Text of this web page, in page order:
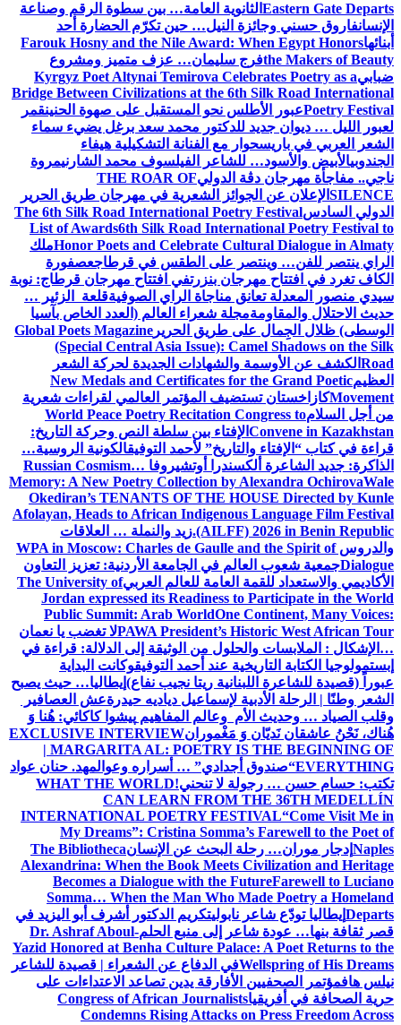
Eastern Gate Departs الثانوية العامة… بين سطوة الرقم وصناعة
الإنسانفاروق حسني وجائزة النيل… حين تكرّم الحضارة أحد
أبنائهاFarouk Hosny and the Nile Award: When Egypt Honors
the Makers of Beautyفرج سليمان… عزف متميز ومشروع
ضبابيKyrgyz Poet Altynai Temirova Celebrates Poetry as a
Bridge Between Civilizations at the 6th Silk Road International
Poetry Festivalعبور الأطلس نحو المستقبل على صهوة الحنينقمر
لعبور الليل … ديوان جديد للدكتور محمد سعد برغل يضيء سماء
الشعر العربي في باريسحوار مع الفنانة التشكيلية هيفاء
الجندوبيالأبيض والأسود… للشاعر الفيلسوف محمد الشارنيمروة
ناجي.. مفاجأة مهرجان دڨة الدوليTHE ROAR OF
SILENCE الإعلان عن الجوائز الشعرية في مهرجان طريق الحرير
الدولي السادسThe 6th Silk Road International Poetry Festival
List of Awards6th Silk Road International Poetry Festival to
Honor Poets and Celebrate Cultural Dialogue in Almatyملك
الراي ينتصر للفن… وينتصر على الطقس في قرطاجعصفورة
الكاف تغرد في افتتاح مهرجان بنزرتفي افتتاح مهرجان قرطاج: نوبة
سيدي منصور المعدلة تعانق مناجاة الراي الصوفيةقلعة الزئير …
حديث الاحتلال والمقاومةمجلة شعراء العالم (العدد الخاص بآسيا
الوسطى) ظلال الجِمال على طريق الحرير Global Poets Magazine
(Special Central Asia Issue): Camel Shadows on the Silk
Road الكشف عن الأوسمة والشهادات الجديدة لحركة الشعر
العظيمNew Medals and Certificates for the Grand Poetic
Movementكازاخستان تستضيف المؤتمر العالمي لقراءات شعرية
من أجل السلامWorld Peace Poetry Recitation Congress to
Convene in Kazakhstan الإفتاء بين سلطة النص وحركة التاريخ:
قراءة في كتاب “الإفتاء والتاريخ” لأحمد التوفيقالكونية الروسية…
الذاكرة: جديد الشاعرة ألكسندرا أوتشيروفا Russian Cosmism…
Memory: A New Poetry Collection by Alexandra OchirovaWale
Okediran’s TENANTS OF THE HOUSE Directed by Kunle
Afolayan, Heads to African Indigenous Language Film Festival
(AILFF) 2026 in Benin Republic. زيد والنملة … العلاقات
والدروسWPA in Moscow: Charles de Gaulle and the Spirit of
Dialogueجمعية شعوب العالم في الجامعة الأردنية: تعزيز التعاون
الأكاديمي والاستعداد للقمة العامة للعالم العربيThe University of
Jordan expressed its Readiness to Participate in the World
Public Summit: Arab WorldOne Continent, Many Voices:
PAWA President’s Historic West African Tourلا تغضب يا نعمان
…الإشكال : الملابسات والحلول من الوثيقة إلى الدلالة: قراءة في
إبستمولوجيا الكتابة التاريخية عند أحمد التوفيقوكانت البداية
عبوراً (قصيدة للشاعرة اللبنانية ريتا نجيب نفاع) إيطاليا… حيث يصبح
الشعر وطنًا | الرحلة الأدبية لإسماعيل دياديه حيدرةعش العصافير
وقلب الصياد … وحديث الأم وعالم المفاهيم پیشوا کاکائي: هُنا وَ
هُناك، نَحْنُ عاشقان نَديّان وَ مَغْمورانEXCLUSIVE INTERVIEW
| MARGARITA AL: POETRY IS THE BEGINNING OF
EVERYTHING“صندوق أجدادي” … أسراره وعوالمهد. حنان عواد
تكتب: حسام حسن … رجولة لا تنحني!WHAT THE WORLD
CAN LEARN FROM THE 36TH MEDELLÍN
INTERNATIONAL POETRY FESTIVAL“Come Visit Me in
My Dreams”: Cristina Somma’s Farewell to the Poet of
Naples إدجار موران… رحلة البحث عن الإنسانThe Bibliotheca
Alexandrina: When the Book Meets Civilization and Heritage
Becomes a Dialogue with the FutureFarewell to Luciano
Somma… When the Man Who Made Poetry a Homeland
Departs إيطاليا تودّع شاعر نابوليتكريم الدكتور أشرف أبو اليزيد في
قصر ثقافة بنها… عودة شاعر إلى منبع الحلمDr. Ashraf Aboul-
Yazid Honored at Benha Culture Palace: A Poet Returns to the
Wellspring of His Dreamsفي الدفاع عن الشعراء | قصيدة للشاعر
نيلس هافمؤتمر الصحفيين الأفارقة يدين تصاعد الاعتداءات على
حرية الصحافة في أفريقياCongress of African Journalists
Condemns Rising Attacks on Press Freedom Across